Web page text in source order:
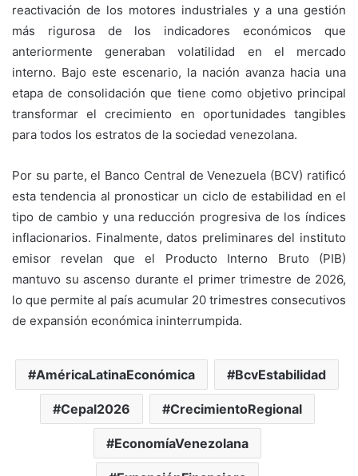
reactivación de los motores industriales y a una gestión
más rigurosa de los indicadores económicos que
anteriormente generaban volatilidad en el mercado
interno. Bajo este escenario, la nación avanza hacia una
etapa de consolidación que tiene como objetivo principal
transformar el crecimiento en oportunidades tangibles
para todos los estratos de la sociedad venezolana.
Por su parte, el Banco Central de Venezuela (BCV) ratificó
esta tendencia al pronosticar un ciclo de estabilidad en el
tipo de cambio y una reducción progresiva de los índices
inflacionarios. Finalmente, datos preliminares del instituto
emisor revelan que el Producto Interno Bruto (PIB)
mantuvo su ascenso durante el primer trimestre de 2026,
lo que permite al país acumular 20 trimestres consecutivos
de expansión económica ininterrumpida.
AméricaLatinaEconómica BcvEstabilidad
Cepal2026 CrecimientoRegional
EconomíaVenezolana